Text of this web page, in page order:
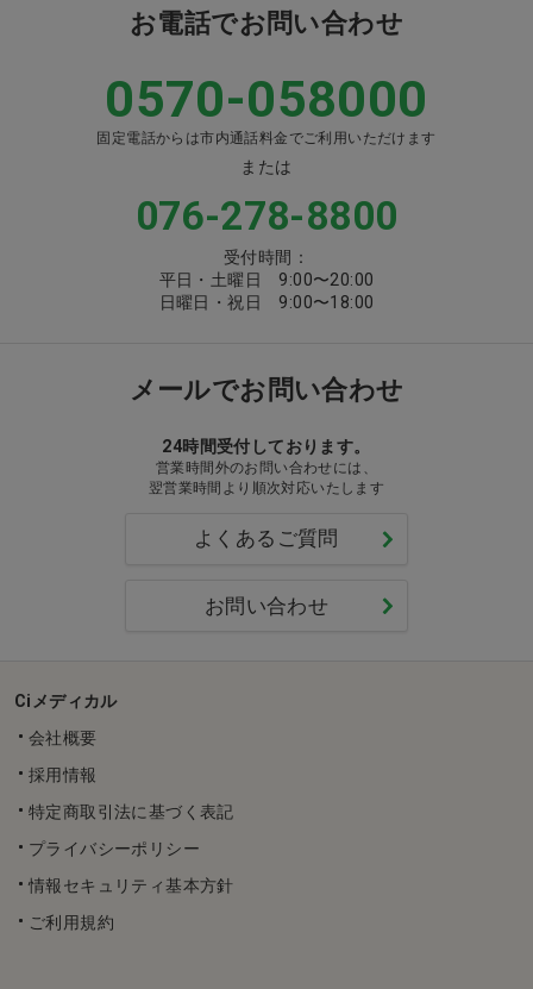
お電話でお問い合わせ
0570-058000
固定電話からは市内通話料金でご利用いただけます
または
076-278-8800
受付時間：
平日・土曜日 9:00〜20:00
日曜日・祝日 9:00〜18:00
メールでお問い合わせ
24時間受付しております。
営業時間外のお問い合わせには、
翌営業時間より順次対応いたします
よくあるご質問
お問い合わせ
Ciメディカル
会社概要
採用情報
特定商取引法に基づく表記
プライバシーポリシー
情報セキュリティ基本方針
ご利用規約